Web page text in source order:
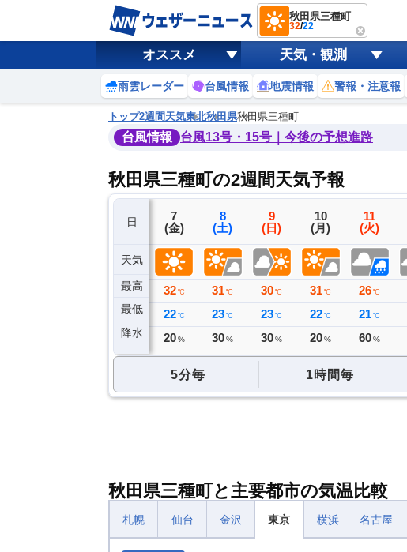
秋田県三種町
32/22
オススメ 天気・観測
雨雲レーダー 台風情報 地震情報 警報・注意報
トップ2週間天気東北秋田県秋田県三種町
台風情報 台風13号・15号｜今後の予想進路
秋田県三種町の2週間天気予報
日
天気
最高
最低
降水
6
(木)
32℃
20℃
ミリ
7
(金)
32 ℃
22 ℃
20 %
8
(土)
31 ℃
23 ℃
30 %
9
(日)
30 ℃
23 ℃
30 %
10
(月)
31 ℃
22 ℃
20 %
11
(火)
26℃
21℃
60%
5分毎 1時間毎
秋田県三種町と主要都市の気温比較
札幌 仙台 金沢 東京 横浜 名古屋